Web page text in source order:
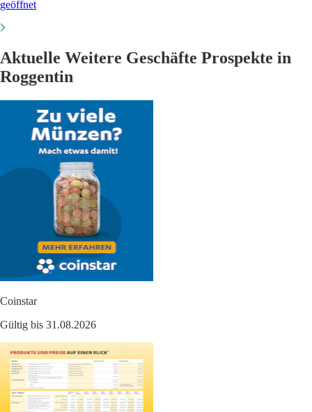
geöffnet
Aktuelle Weitere Geschäfte Prospekte in
Roggentin
Coinstar
Gültig bis 31.08.2026